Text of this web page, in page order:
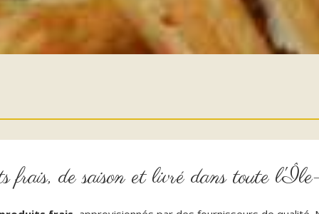
frais, de saison et livré dans toute